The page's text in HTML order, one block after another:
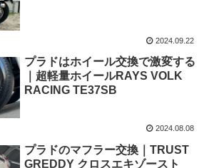
2024.09.22
プラドはホイール交換で激変する
｜超軽量ホイールRAYS VOLK
RACING TE37SB
2024.08.08
プラドのマフラー交換｜TRUST
GREDDY クロスエキゾースト